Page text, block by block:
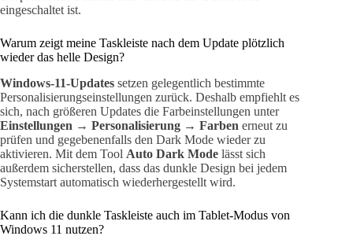
eingeschaltet ist.
Warum zeigt meine Taskleiste nach dem Update plötzlich
wieder das helle Design?
Windows-11-Updates setzen gelegentlich bestimmte
Personalisierungseinstellungen zurück. Deshalb empfiehlt es
sich, nach größeren Updates die Farbeinstellungen unter
Einstellungen → Personalisierung → Farben erneut zu
prüfen und gegebenenfalls den Dark Mode wieder zu
aktivieren. Mit dem Tool Auto Dark Mode lässt sich
außerdem sicherstellen, dass das dunkle Design bei jedem
Systemstart automatisch wiederhergestellt wird.
Kann ich die dunkle Taskleiste auch im Tablet-Modus von
Windows 11 nutzen?